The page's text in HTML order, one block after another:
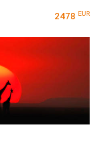
2478 EUR